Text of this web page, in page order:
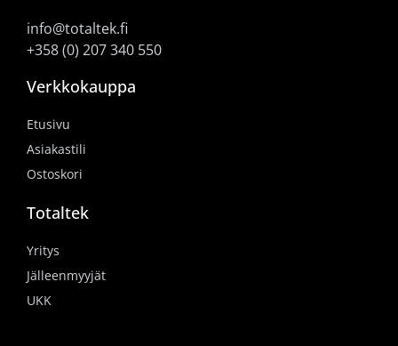
info@totaltek.fi
+358 (0) 207 340 550
Verkkokauppa
Etusivu
Asiakastili
Ostoskori
Totaltek
Yritys
Jälleenmyyjät
UKK